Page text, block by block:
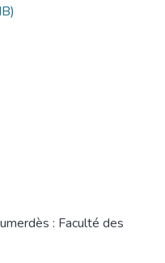
: Faculté des